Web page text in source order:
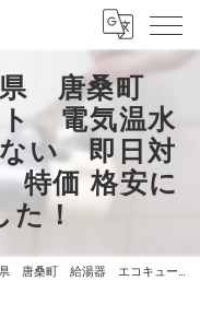
県 唐桑町
電気温水
い 即日対
価 格安に
た！
気温水器 故障 お湯が出ない 即日対応 緊急対応 激安 特価 格安にて修理しました！